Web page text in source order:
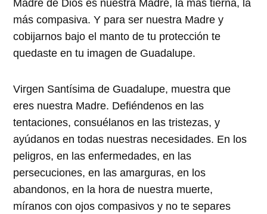
Madre de Dios es nuestra Madre, la más tierna, la
más compasiva. Y para ser nuestra Madre y
cobijarnos bajo el manto de tu protección te
quedaste en tu imagen de Guadalupe.
Virgen Santísima de Guadalupe, muestra que
eres nuestra Madre. Defiéndenos en las
tentaciones, consuélanos en las tristezas, y
ayúdanos en todas nuestras necesidades. En los
peligros, en las enfermedades, en las
persecuciones, en las amarguras, en los
abandonos, en la hora de nuestra muerte,
míranos con ojos compasivos y no te separes